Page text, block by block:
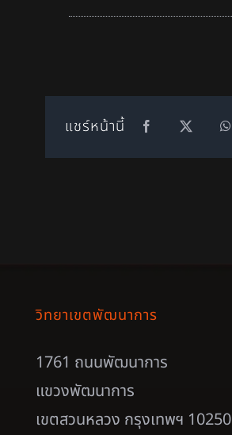
แชร์หน้านี้
วิทยาเขตพัฒนาการ
1761 ถนนพัฒนาการ
แขวงพัฒนาการ
เขตสวนหลวง กรุงเทพฯ 10250